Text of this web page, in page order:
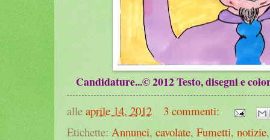
Candidature...© 2012 Testo, disegni e
alle aprile 14, 2012
3 commenti:
Etichette: Annunci, cavolate, Fumetti, notizie